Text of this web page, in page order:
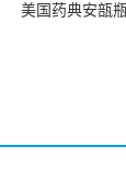
美国药典安瓿